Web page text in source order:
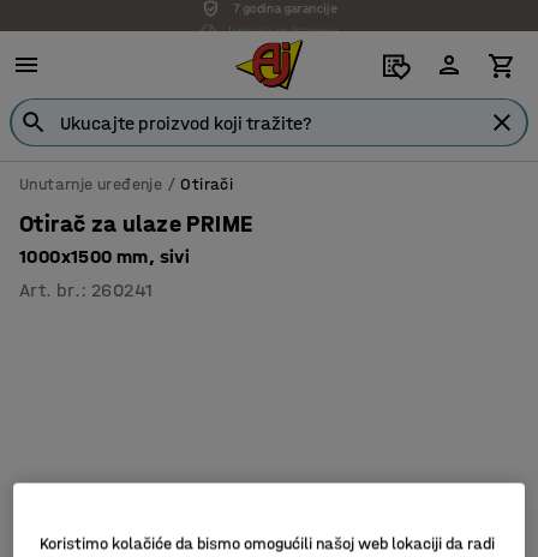
Isporuka po dogovoru
Unutarnje uređenje Otirači
Otirač za ulaze PRIME
1000x1500 mm, sivi
Art. br. : 260241
Koristimo kolačiće da bismo omogućili našoj web lokaciji da radi